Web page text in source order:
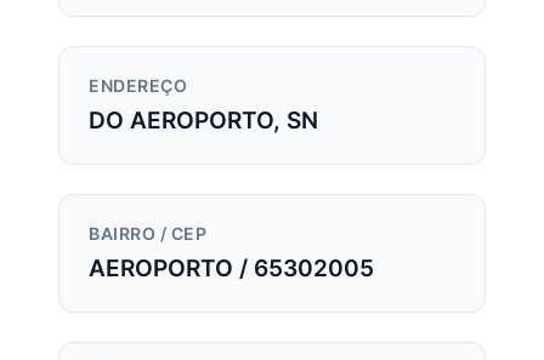
ENDEREÇO
DO AEROPORTO, SN
BAIRRO / CEP
AEROPORTO / 65302005